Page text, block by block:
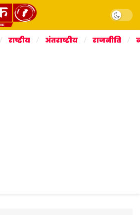
Dark
राष्ट्रीय अंतराष्ट्रीय राजनीति